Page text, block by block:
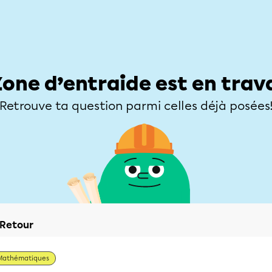
d’entraide est en
Retrouve ta question parmi celles déjà
Retour